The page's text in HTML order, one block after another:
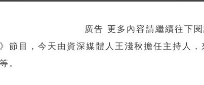
廣告 更多內容請繼續往下
節目，今天由資深媒體人王淺秋擔任主持人
。